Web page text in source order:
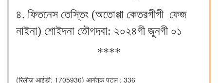
৪. ফিতনেস তেস্তিং (অতোপ্পা কেতরগীগী ফেজ
নাইনা) শোইদনা তৌগদবা: ২০২৪গী জুনগী ০১
****
(रिलीज़ आईडी: 1705936) आगंतुक पटल : 336